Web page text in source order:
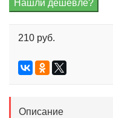
210 руб.
Описание